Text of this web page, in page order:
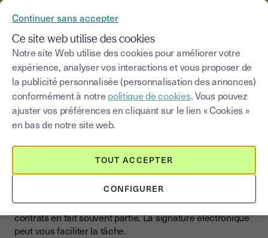
Signature électronique et
résiliation de contrat
d’assurance
Accompagner au mieux ses clients dans la souscription
à un nouveau contrat d’assurance suppose souvent de
leur proposer tout un panel de services afférents. Se
charger des procédures de résiliation de leurs anciens
contrats en fait souvent partie. La signature électronique
peut vous faciliter la tâche.
Continuer sans accepter
Ce site web utilise des cookies
Notre site Web utilise des cookies pour améliorer votre
expérience, analyser vos interactions et vous proposer de
la publicité personnalisée (personnalisation des annonces)
conformément à notre politique de cookies. Vous pouvez
ajuster vos préférences en cliquant sur le lien « Cookies »
en bas de notre site web.
CONFIGURER
TOUT ACCEPTER